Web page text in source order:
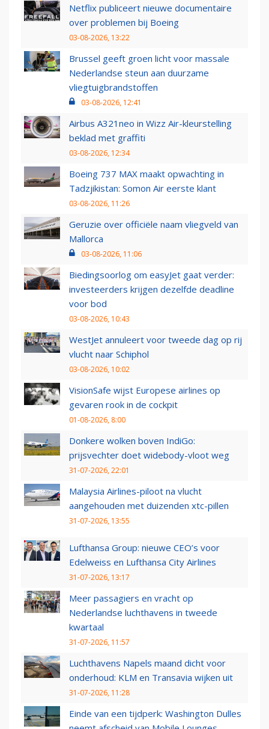
Netflix publiceert nieuwe documentaire
over problemen bij Boeing
03-08-2026, 13:22
Brussel geeft groen licht voor massale
Nederlandse steun aan duurzame
vliegtuigbrandstoffen
03-08-2026, 12:41
Airbus A321neo in Wizz Air-kleurstelling
beklad met graffiti
03-08-2026, 12:34
Boeing 737 MAX maakt opwachting in
Tadzjikistan: Somon Air eerste klant
03-08-2026, 11:26
Geruzie over officiële naam vliegveld van
Mallorca
03-08-2026, 11:06
Biedingsoorlog om easyJet gaat verder:
investeerders krijgen dezelfde deadline
voor bod
03-08-2026, 10:43
WestJet annuleert voor tweede dag op rij
vlucht naar Schiphol
03-08-2026, 10:02
VisionSafe wijst Europese airlines op
gevaren rook in de cockpit
01-08-2026, 8:00
Donkere wolken boven IndiGo:
prijsvechter doet widebody-vloot weg
31-07-2026, 22:01
Malaysia Airlines-piloot na vlucht
aangehouden met duizenden xtc-pillen
31-07-2026, 13:55
Lufthansa Group: nieuwe CEO’s voor
Edelweiss en Lufthansa City Airlines
31-07-2026, 13:17
Meer passagiers en vracht op
Nederlandse luchthavens in tweede
kwartaal
31-07-2026, 11:57
Luchthavens Napels maand dicht voor
onderhoud: KLM en Transavia wijken uit
31-07-2026, 11:28
Einde van een tijdperk: Washington Dulles